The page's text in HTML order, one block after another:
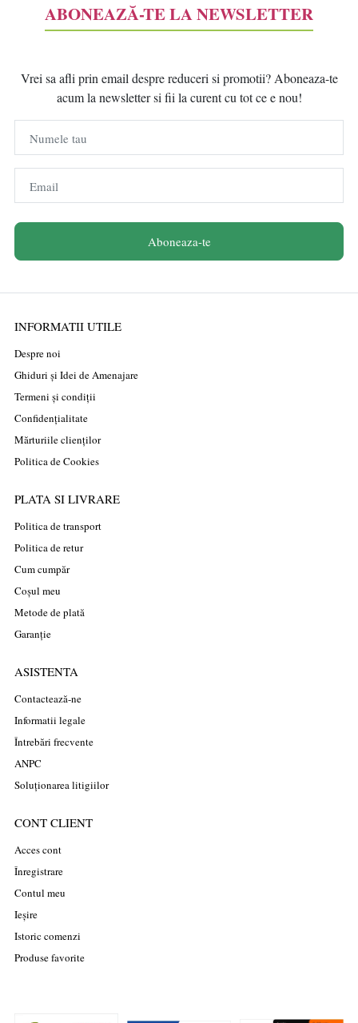
ABONEAZĂ-TE LA NEWSLETTER
Vrei sa afli prin email despre reduceri si promotii? Aboneaza-te
acum la newsletter si fii la curent cu tot ce e nou!
Numele tau
Email
Aboneaza-te
INFORMATII UTILE
Despre noi
Ghiduri și Idei de Amenajare
Termeni și condiții
Confidențialitate
Mărturiile clienților
Politica de Cookies
PLATA SI LIVRARE
Politica de transport
Politica de retur
Cum cumpăr
Coșul meu
Metode de plată
Garanție
ASISTENTA
Contactează-ne
Informatii legale
Întrebări frecvente
ANPC
Soluționarea litigiilor
CONT CLIENT
Acces cont
Înregistrare
Contul meu
Ieșire
Istoric comenzi
Produse favorite